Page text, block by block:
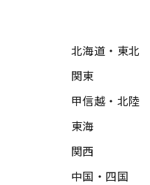
北海道・東北
関東
甲信越・北陸
東海
関西
中国・四国